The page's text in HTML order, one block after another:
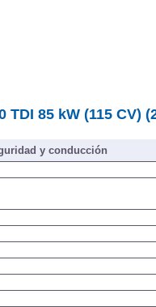
85 kW (115 CV)
y conducción